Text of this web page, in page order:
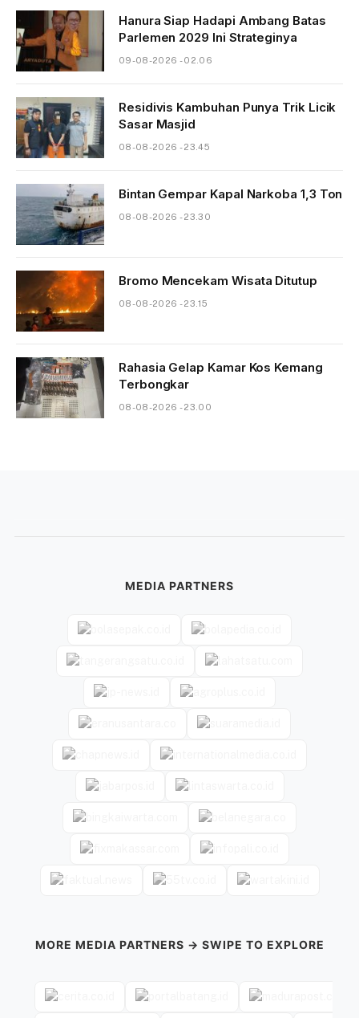
Hanura Siap Hadapi Ambang Batas
Parlemen 2029 Ini Strateginya
09-08-2026 - 02.06
Residivis Kambuhan Punya Trik Licik
Sasar Masjid
08-08-2026 - 23.45
Bintan Gempar Kapal Narkoba 1,3 Ton
08-08-2026 - 23.30
Bromo Mencekam Wisata Ditutup
08-08-2026 - 23.15
Rahasia Gelap Kamar Kos Kemang
Terbongkar
08-08-2026 - 23.00
MEDIA PARTNERS
MORE MEDIA PARTNERS → SWIPE TO EXPLORE